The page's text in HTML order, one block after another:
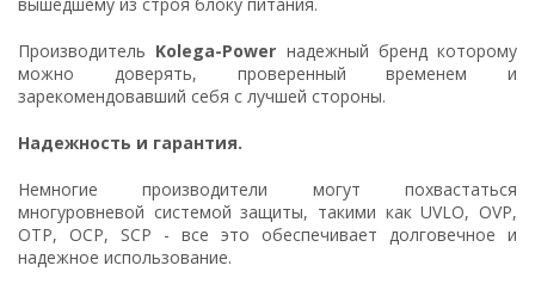
Производитель Kolega-Power надежный бренд которому
можно доверять, проверенный временем и
зарекомендовавший себя с лучшей стороны.
Надежность и гарантия.
Немногие производители могут похвастаться
многуровневой системой защиты, такими как UVLO, OVP,
OTP, OCP, SCP - все это обеспечивает долговечное и
надежное использование.